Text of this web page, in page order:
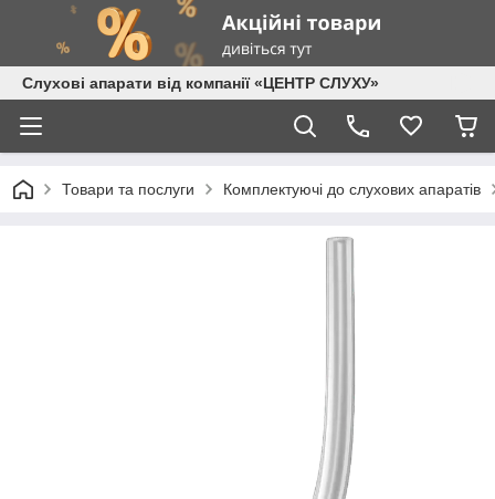
Слухові апарати від компанії «ЦЕНТР СЛУХУ»
Товари та послуги Комплектуючі до слухових апаратів